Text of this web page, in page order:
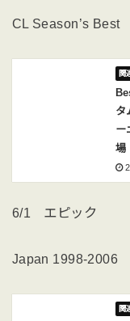
CL Season’s Best
タ
ー
場
6/1 エピック
Japan 1998-2006